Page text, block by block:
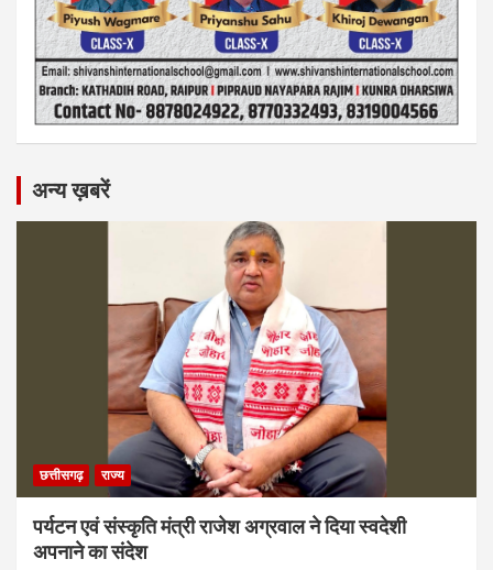
अन्य ख़बरें
छत्तीसगढ़ राज्य
पर्यटन एवं संस्कृति मंत्री राजेश अग्रवाल ने दिया स्वदेशी
अपनाने का संदेश